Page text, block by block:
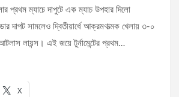
প্রথম ম্যাচে দাপুটে এক ম্যাচ উপহার দিলো
দাপট সামলেও দ্বিতীয়ার্ধে আক্রমণাত্মক খেলায় ৩-০
লায়ন্স। এই জয়ে টুর্নামেন্টের প্রথম…
X